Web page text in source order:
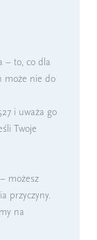
– to, co dla
może nie do
i uważa go
Twoje
możesz
przyczyny.
na